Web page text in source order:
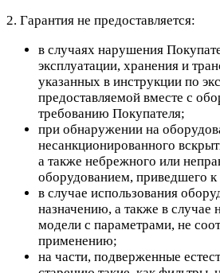
2. Гарантия не предоставляется:
в случаях нарушения
эксплуатации, хранения и
указанных в инструкции по
предоставляемой вместе с
требованию Покупателя;
при обнаружении на
несанкционированного
а также небрежного или
оборудованием, приведшего
в случае использования
назначению, а также в случае
модели с параметрами, не
применению;
на части, подверженные